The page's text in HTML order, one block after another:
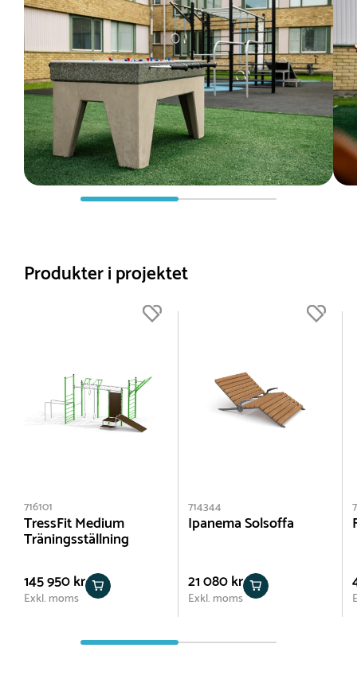
Produkter i projektet
716101
TressFit Medium
Träningsställning
145 950 kr
Exkl. moms
714344
Ipanema Solsoffa
21 080 kr
Exkl. moms